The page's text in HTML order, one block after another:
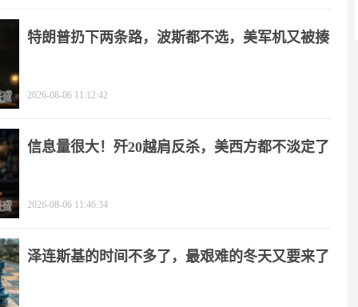
特朗普扔下两条路，波斯都不选，美军机又被揍
2026-08-06 11:12:42
信息量很大！歼20越肩反杀，美西方都不淡定了
2026-08-06 11:46:34
泽连斯基的时间不多了，最艰难的冬天又要来了